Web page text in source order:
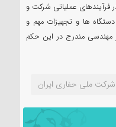
فرآیندهای عملیاتی شرکت و
ها و تجهیزات مهم و
مهندسی مندرج در این حکم
شرکت ملی حفاری ایران